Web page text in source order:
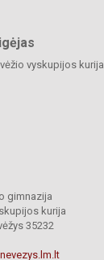
vyskupijos kurija
gimnazija
kurija
35232